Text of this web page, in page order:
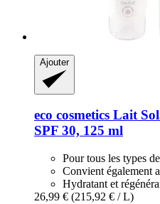
Ajouter
eco cosmetics Lait
SPF 30, 125 ml
Pour tous les types
Convient également
Hydratant et
26,99 € (215,92 € / L)